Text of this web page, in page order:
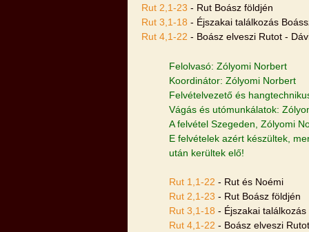
Rut 2,1-23 - Rut Boász földjén
Rut 3,1-18 - Éjszakai találkozás
Rut 4,1-22 - Boász elveszi Rutot -
Felolvasó: Zólyomi Norbert
Koordinátor: Zólyomi Norbert
Felvételvezető és
Vágás és utómunkálatok:
A felvétel Szegeden, Zólyomi
E felvételek azért készültek,
után kerültek elő!
Rut 1,1-22 - Rut és Noémi
Rut 2,1-23 - Rut Boász földjén
Rut 3,1-18 - Éjszakai találkozás
Rut 4,1-22 - Boász elveszi